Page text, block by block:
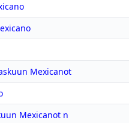
Mexicanot
Mexicanot n